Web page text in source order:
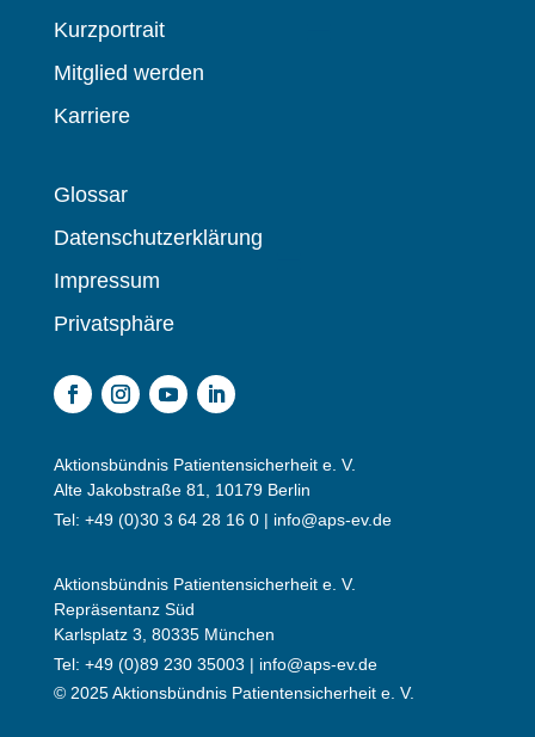
Kurzportrait
Mitglied werden
Karriere
Glossar
Datenschutzerklärung
Impressum
Privatsphäre
© 2025 Aktionsbündnis Patientensicherheit e. V.
Aktionsbündnis Patientensicherheit e. V.
Alte Jakobstraße 81, 10179 Berlin
Tel: +49 (0)30 3 64 28 16 0 | info@aps-ev.de
Aktionsbündnis Patientensicherheit e. V.
Repräsentanz Süd
Karlsplatz 3, 80335 München
Tel: +49 (0)89 230 35003 | info@aps-ev.de